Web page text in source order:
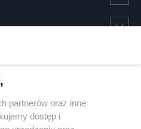
partnerów oraz inne
dostęp i